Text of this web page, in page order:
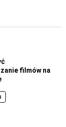
filmów na